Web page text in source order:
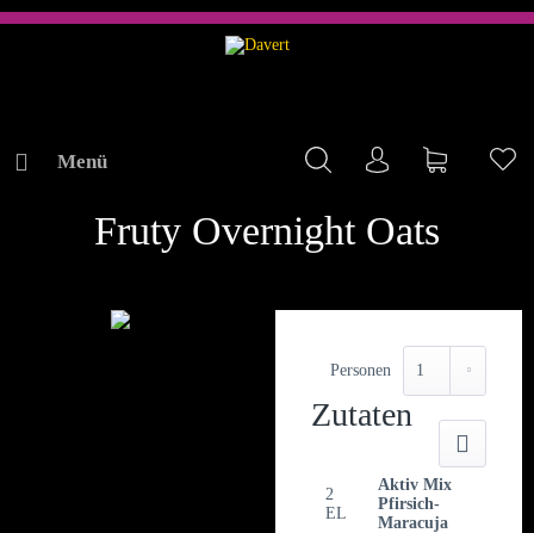
Menü Mein KontoWarenkorb
REZEPTEFruty Overnight Oats
Personen
Zutaten
2
EL
Aktiv Mix
Pfirsich-
Maracuja